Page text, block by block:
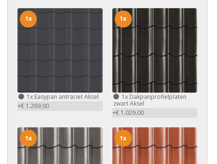
1x Easypan antraciet Aksel
+€ 1.269,00
1x
1xDakpanprofielplaten
zwart Aksel
+€ 1.029,00
1x
1x 1x